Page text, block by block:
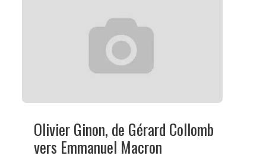
Olivier Ginon, de Gérard Collomb
vers Emmanuel Macron